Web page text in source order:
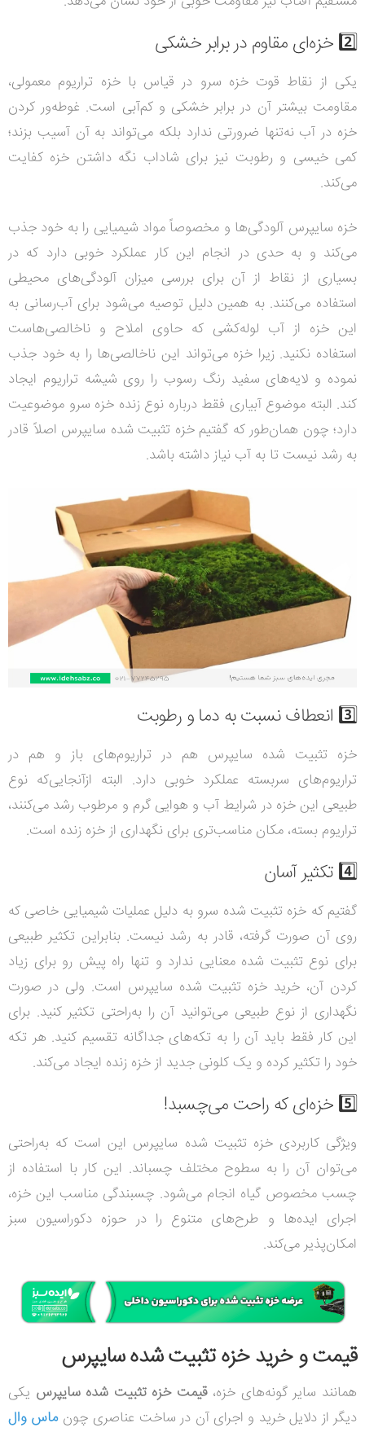
2️⃣ خزه‌ای مقاوم در برابر خشکی
یکی از نقاط قوت خزه سرو در قیاس با خزه تراریوم معمولی،
مقاومت بیشتر آن در برابر خشکی و کم‌آبی است. غوطه‌ور کردن
خزه در آب نه‌تنها ضرورتی ندارد بلکه می‌تواند به آن آسیب بزند؛
کمی خیسی و رطوبت نیز برای شاداب نگه‌ داشتن خزه کفایت
می‌کند.
خزه سایپرس آلودگی‌ها و مخصوصاً مواد شیمیایی را به خود جذب
می‌کند و به حدی در انجام این کار عملکرد خوبی دارد که در
بسیاری از نقاط از آن برای بررسی میزان آلودگی‌های محیطی
استفاده می‌کنند. به همین دلیل توصیه می‌شود برای آب‌رسانی به
این خزه از آب ‌لوله‌کشی که حاوی املاح و ناخالصی‌هاست
استفاده نکنید. زیرا خزه می‌تواند این ناخالصی‌ها را به خود جذب
نموده و لایه‌های سفید رنگ رسوب را روی شیشه تراریوم ایجاد
کند. البته موضوع آبیاری فقط درباره نوع زنده خزه سرو موضوعیت
دارد؛ چون همان‌طور که گفتیم خزه تثبیت شده سایپرس اصلاً قادر
به رشد نیست تا به آب نیاز داشته باشد.
3️⃣ انعطاف نسبت به دما و رطوبت
خزه تثبیت شده سایپرس هم در تراریوم‌های باز و هم در
تراریوم‌های سربسته عملکرد خوبی دارد. البته ازآنجایی‌که نوع
طبیعی این خزه در شرایط آب و هوایی گرم و مرطوب رشد می‌کنند،
تراریوم بسته، مکان مناسب‌تری برای نگهداری از خزه زنده است.
4️⃣ تکثیر آسان
گفتیم که خزه تثبیت شده سرو به دلیل عملیات شیمیایی خاصی که
روی آن صورت گرفته، قادر به رشد نیست. بنابراین تکثیر طبیعی
برای نوع تثبیت شده معنایی ندارد و تنها راه پیش رو برای زیاد
کردن آن، خرید خزه تثبیت شده سایپرس است. ولی در صورت
نگهداری از نوع طبیعی می‌توانید آن را به‌راحتی تکثیر کنید. برای
این کار فقط باید آن را به تکه‌های جداگانه تقسیم کنید. هر تکه
خود را تکثیر کرده و یک کلونی جدید از خزه زنده ایجاد می‌کند.
5️⃣ خزه‌ای که راحت می‌چسبد!
ویژگی کاربردی خزه تثبیت شده سایپرس این است که به‌راحتی
می‌توان آن را به سطوح مختلف چسباند. این کار با استفاده از
چسب مخصوص گیاه انجام می‌شود. چسبندگی مناسب این خزه،
اجرای ایده‌ها و طرح‌های متنوع را در حوزه دکوراسیون سبز
امکان‌پذیر می‌کند.
قیمت و خرید خزه تثبیت شده سایپرس
همانند سایر گونه‌های خزه،قیمت خزه تثبیت شده سایپرس یکی
دیگر از دلایل خرید و اجرای آن در ساخت عناصری چونماس وال